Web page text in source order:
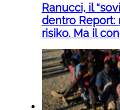
Ranucci, il
dentro Report:
risiko. Ma il